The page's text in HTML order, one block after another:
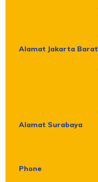
Alamat Jakarta Barat
Alamat Surabaya
Phone